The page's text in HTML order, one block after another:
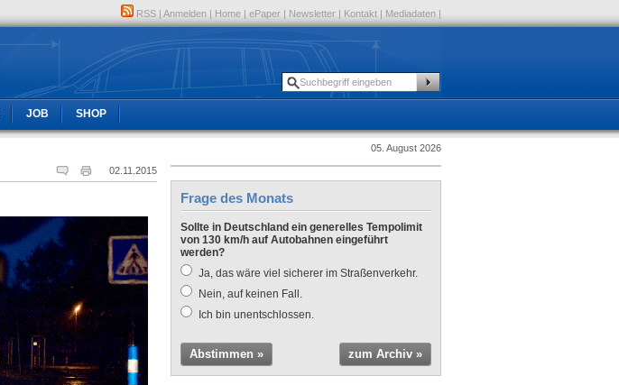
RSS | Anmelden | Home | ePaper | Newsletter | Kontakt | Mediadaten |
JOB SHOP
05. August 2026
02.11.2015
Frage des Monats
Sollte in Deutschland ein generelles Tempolimit
von 130 km/h auf Autobahnen eingeführt
werden?
Ja, das wäre viel sicherer im Straßenverkehr.
Nein, auf keinen Fall.
Ich bin unentschlossen.
Abstimmen » zum Archiv »